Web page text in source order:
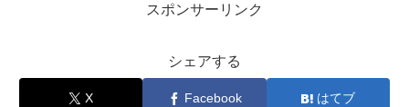
スポンサーリンク
シェアする
X Facebook はてブ